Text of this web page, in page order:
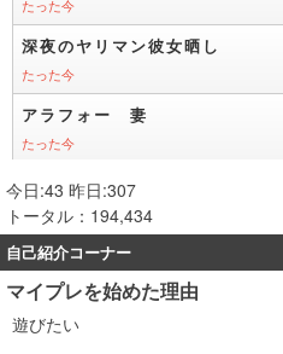
今日:43 昨日:307
トータル：194,434
自己紹介コーナー
マイプレを始めた理由
遊びたい